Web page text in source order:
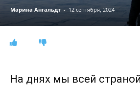
Марина Ангальдт - 12 сентября, 2024
На днях мы всей